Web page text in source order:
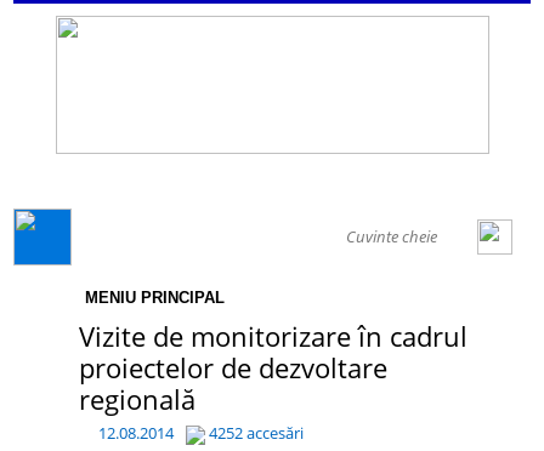
MENIU PRINCIPAL
Vizite de monitorizare în cadrul
proiectelor de dezvoltare
regională
12.08.2014 4252 accesări